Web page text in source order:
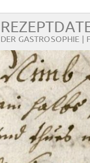
DER GASTROSOPHIE |